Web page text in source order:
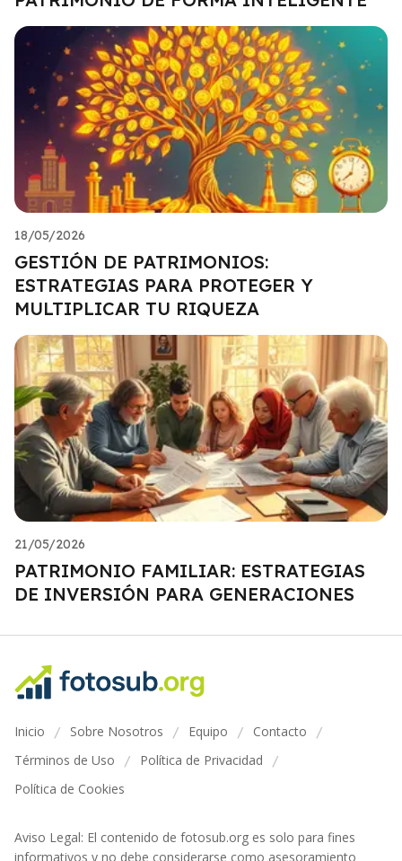
18/05/2026
GESTIÓN DE PATRIMONIOS:
ESTRATEGIAS PARA PROTEGER Y
MULTIPLICAR TU RIQUEZA
21/05/2026
PATRIMONIO FAMILIAR: ESTRATEGIAS
DE INVERSIÓN PARA GENERACIONES
Inicio / Sobre Nosotros / Equipo / Contacto /
Términos de Uso / Política de Privacidad /
Política de Cookies
Aviso Legal: El contenido de fotosub.org es solo para fines
informativos y no debe considerarse como asesoramiento